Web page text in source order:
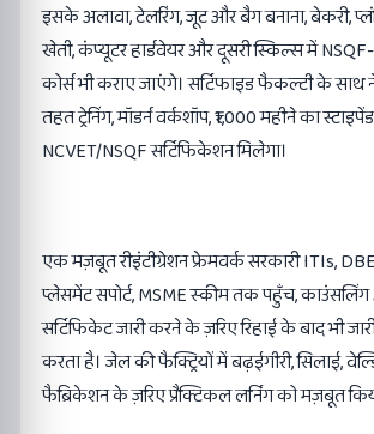
इसके अलावा, टेलरिंग, जूट और बैग बनाना, बेकरी,
खेती, कंप्यूटर हार्डवेयर और दूसरी स्किल्स में NSQF-
कोर्स भी कराए जाएंगे। सर्टिफाइड फैकल्टी के साथ
तहत ट्रेनिंग, मॉडर्न वर्कशॉप, ₹1,000 महीने का
NCVET/NSQF सर्टिफिकेशन मिलेगा।
एक मज़बूत रीइंटीग्रेशन फ्रेमवर्क सरकारी ITIs,
प्लेसमेंट सपोर्ट, MSME स्कीम तक पहुँच,
सर्टिफिकेट जारी करने के ज़रिए रिहाई के बाद भी
करता है। जेल की फैक्ट्रियों में बढ़ईगीरी, सिलाई,
फैब्रिकेशन के ज़रिए प्रैक्टिकल लर्निंग को मज़बूत